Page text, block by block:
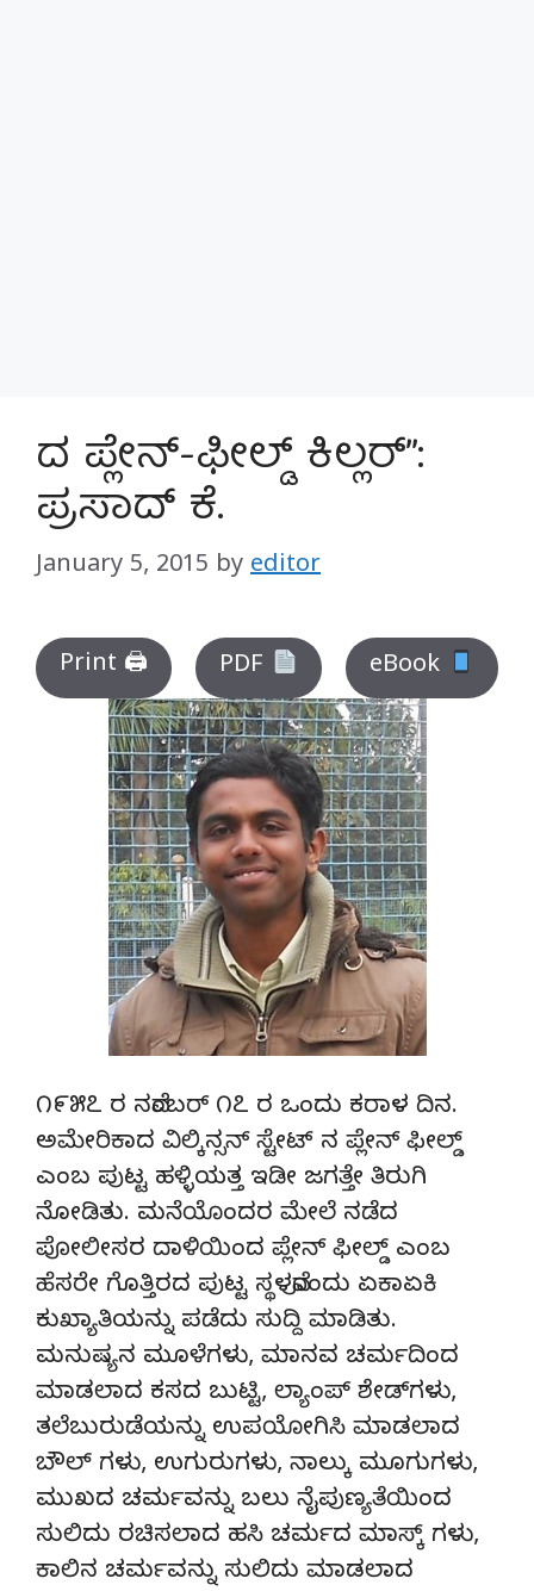
ದ ಪ್ಲೇನ್-ಫೀಲ್ಡ್ ಕಿಲ್ಲರ್”:
ಪ್ರಸಾದ್ ಕೆ.
January 5, 2015 by editor
Print 🖨 PDF eBook
೧೯೫೭ ರ ನವೆಂಬರ್ ೧೭ ರ ಒಂದು ಕರಾಳ ದಿನ.
ಅಮೇರಿಕಾದ ವಿಲ್ಕಿನ್ಸನ್ ಸ್ಟೇಟ್ ನ ಪ್ಲೇನ್ ಫೀಲ್ಡ್
ಎಂಬ ಪುಟ್ಟ ಹಳ್ಳಿಯತ್ತ ಇಡೀ ಜಗತ್ತೇ ತಿರುಗಿ
ನೋಡಿತು. ಮನೆಯೊಂದರ ಮೇಲೆ ನಡೆದ
ಪೋಲೀಸರ ದಾಳಿಯಿಂದ ಪ್ಲೇನ್ ಫೀಲ್ಡ್ ಎಂಬ
ಹೆಸರೇ ಗೊತ್ತಿರದ ಪುಟ್ಟ ಸ್ಥಳವೊಂದು ಏಕಾಏಕಿ
ಕುಖ್ಯಾತಿಯನ್ನು ಪಡೆದು ಸುದ್ದಿ ಮಾಡಿತು.
ಮನುಷ್ಯನ ಮೂಳೆಗಳು, ಮಾನವ ಚರ್ಮದಿಂದ
ಮಾಡಲಾದ ಕಸದ ಬುಟ್ಟಿ, ಲ್ಯಾಂಪ್ ಶೇಡ್‌ಗಳು,
ತಲೆಬುರುಡೆಯನ್ನು ಉಪಯೋಗಿಸಿ ಮಾಡಲಾದ
ಬೌಲ್ ಗಳು, ಉಗುರುಗಳು, ನಾಲ್ಕು ಮೂಗುಗಳು,
ಮುಖದ ಚರ್ಮವನ್ನು ಬಲು ನೈಪುಣ್ಯತೆಯಿಂದ
ಸುಲಿದು ರಚಿಸಲಾದ ಹಸಿ ಚರ್ಮದ ಮಾಸ್ಕ್ ಗಳು,
ಕಾಲಿನ ಚರ್ಮವನ್ನು ಸುಲಿದು ಮಾಡಲಾದ